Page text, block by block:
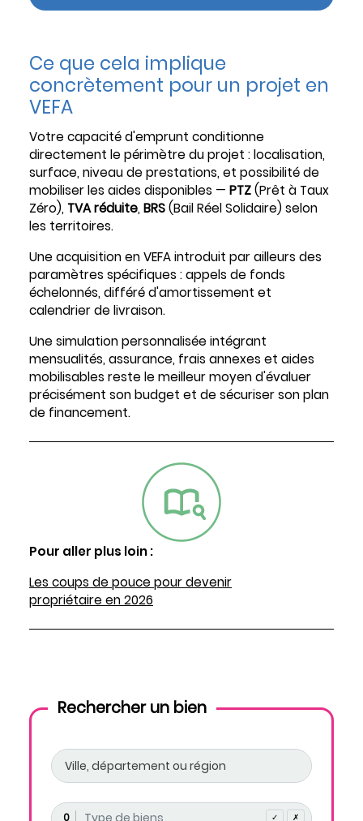
Ce que cela implique
concrètement pour un projet en
VEFA
Votre capacité d'emprunt conditionne
directement le périmètre du projet : localisation,
surface, niveau de prestations, et possibilité de
mobiliser les aides disponibles — PTZ(Prêt à Taux
Zéro), TVA réduite, BRS(Bail Réel Solidaire) selon
les territoires.
Une acquisition en VEFA introduit par ailleurs des
paramètres spécifiques : appels de fonds
échelonnés, différé d'amortissement et
calendrier de livraison.
Une simulation personnalisée intégrant
mensualités, assurance, frais annexes et aides
mobilisables reste le meilleur moyen d'évaluer
précisément son budget et de sécuriser son plan
de financement.
Pour aller plus loin :
Les coups de pouce pour devenir
propriétaire en 2026
Rechercher un bien
0 ✓ ✗